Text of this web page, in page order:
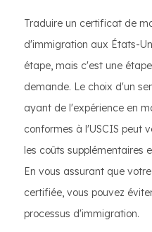
Traduire un certificat de
d'immigration aux États-
étape, mais c'est une
demande. Le choix d'un
ayant de l'expérience en
conformes à l'USCIS peut
les coûts supplémentaires
En vous assurant que
certifiée, vous pouvez
processus d'immigration.